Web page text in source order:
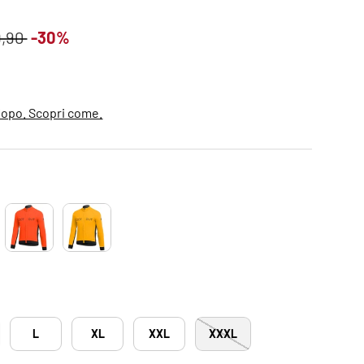
normale
-30%
Scopri come.
L XL XXL XXXL